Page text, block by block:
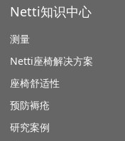
Netti知识中心
测量
Netti座椅解决方案
座椅舒适性
预防褥疮
研究案例